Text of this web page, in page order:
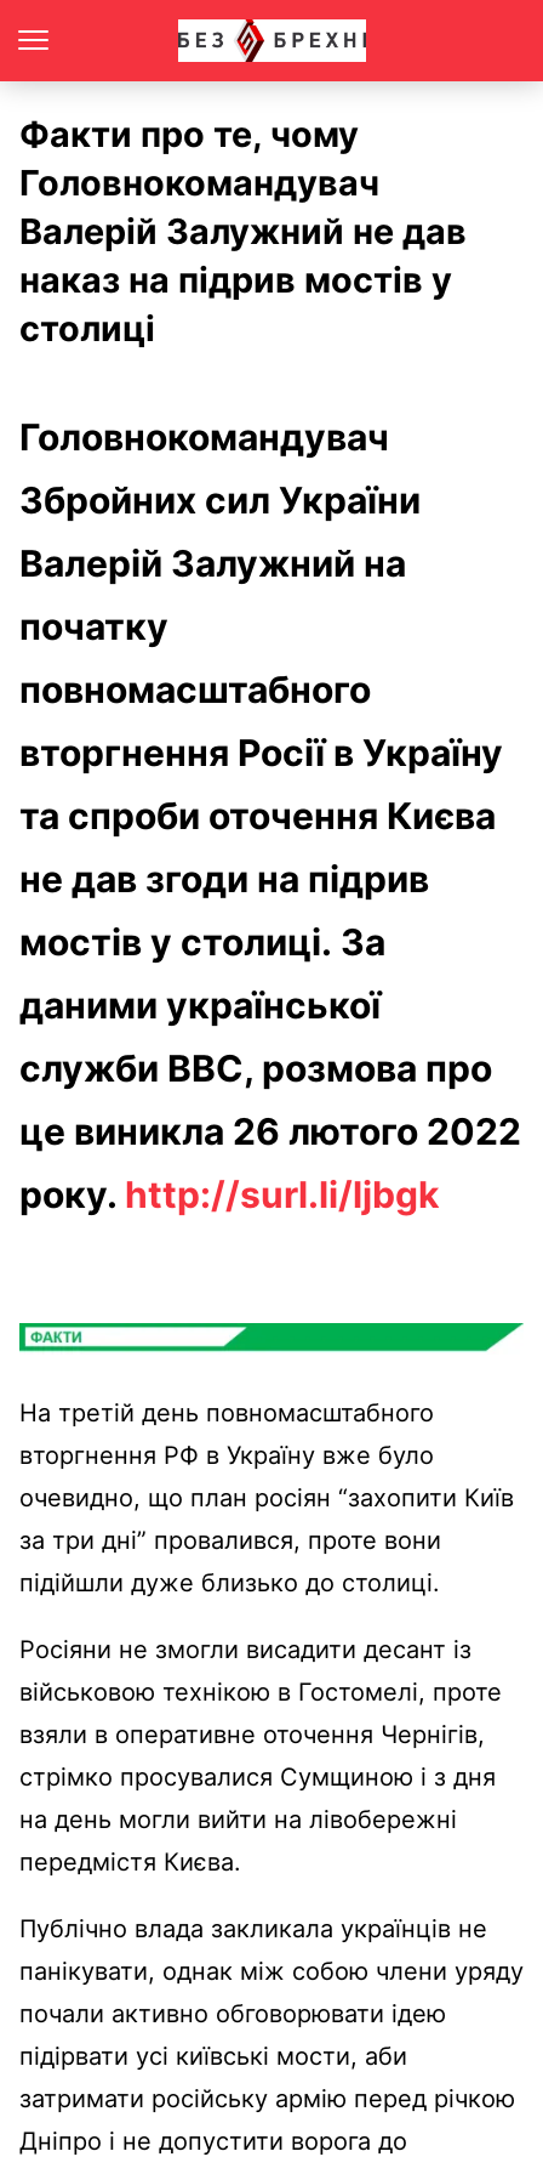
Факти про те, чому
Головнокомандувач
Валерій Залужний не дав
наказ на підрив мостів у
столиці
Головнокомандувач
Збройних сил України
Валерій Залужний на
початку
повномасштабного
вторгнення Росії в Україну
та спроби оточення Києва
не дав згоди на підрив
мостів у столиці. За
даними української
служби BBC, розмова про
це виникла 26 лютого 2022
року. http://surl.li/ljbgk
На третій день повномасштабного
вторгнення РФ в Україну вже було
очевидно, що план росіян “захопити Київ
за три дні” провалився, проте вони
підійшли дуже близько до столиці.
Росіяни не змогли висадити десант із
військовою технікою в Гостомелі, проте
взяли в оперативне оточення Чернігів,
стрімко просувалися Сумщиною і з дня
на день могли вийти на лівобережні
передмістя Києва.
Публічно влада закликала українців не
панікувати, однак між собою члени уряду
почали активно обговорювати ідею
підірвати усі київські мости, аби
затримати російську армію перед річкою
Дніпро і не допустити ворога до